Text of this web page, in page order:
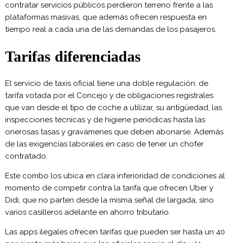
contratar servicios públicos perdieron terreno frente a las
plataformas masivas, que además ofrecen respuesta en
tiempo real a cada una de las demandas de los pasajeros.
Tarifas diferenciadas
El servicio de taxis oficial tiene una doble regulación: de
tarifa votada por el Concejo y de obligaciones registrales
que van desde el tipo de coche a utilizar, su antigüedad, las
inspecciones técnicas y de higiene periódicas hasta las
onerosas tasas y gravámenes que deben abonarse. Además
de las exigencias laborales en caso de tener un chofer
contratado.
Este combo los ubica en clara inferioridad de condiciones al
momento de competir contra la tarifa que ofrecen Uber y
Didi, que no parten desde la misma señal de largada, sino
varios casilleros adelante en ahorro tributario.
Las apps ilegales ofrecen tarifas que pueden ser hasta un 40